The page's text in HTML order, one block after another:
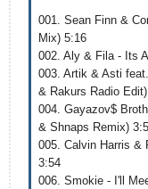
001. Sean Finn &
Mix) 5:16
002. Aly & Fila - Its
003. Artik & Asti
& Rakurs Radio
004. Gayazov$
& Shnaps Remix)
005. Calvin Harris &
3:54
006. Smokie - I'll